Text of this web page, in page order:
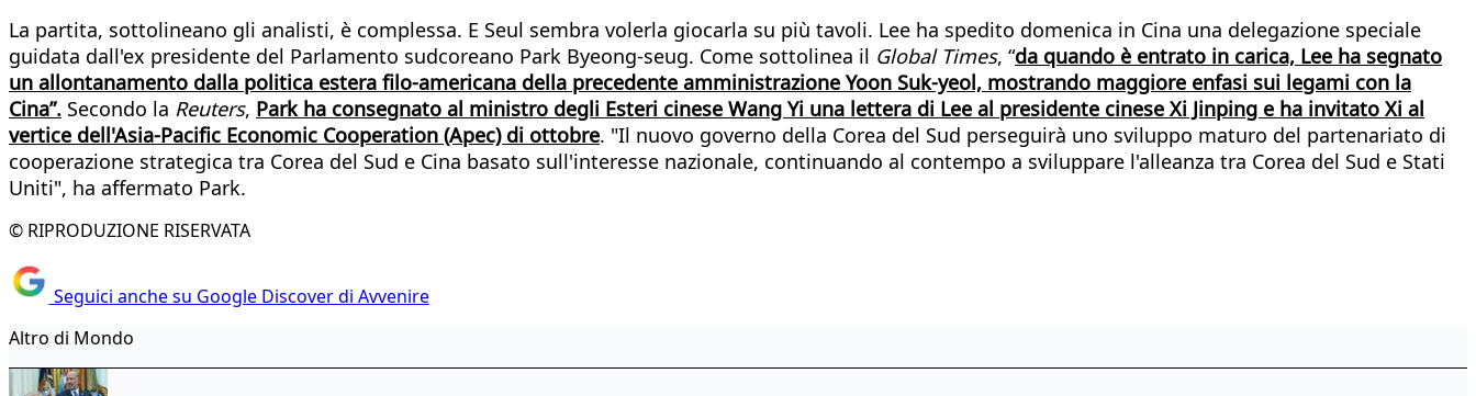
La partita, sottolineano gli analisti, è complessa. E Seul sembra volerla giocarla su più tavoli. Lee ha spedito domenica in Cina una delegazione speciale
guidata dall'ex presidente del Parlamento sudcoreano Park Byeong-seug. Come sottolinea il Global Times, “da quando è entrato in carica, Lee ha segnato
un allontanamento dalla politica estera filo-americana della precedente amministrazione Yoon Suk-yeol, mostrando maggiore enfasi sui legami con la
Cina”. Secondo la Reuters, Park ha consegnato al ministro degli Esteri cinese Wang Yi una lettera di Lee al presidente cinese Xi Jinping e ha invitato Xi al
vertice dell'Asia-Pacific Economic Cooperation (Apec) di ottobre. "Il nuovo governo della Corea del Sud perseguirà uno sviluppo maturo del partenariato di
cooperazione strategica tra Corea del Sud e Cina basato sull'interesse nazionale, continuando al contempo a sviluppare l'alleanza tra Corea del Sud e Stati
Uniti", ha affermato Park.
© RIPRODUZIONE RISERVATA
Seguici anche su Google Discover di Avvenire
Altro di Mondo